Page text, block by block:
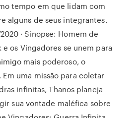
tempo em que lidam com
alguns de seus integrantes.
· Sinopse: Homem de
e os Vingadores se unem para
mais poderoso, o
Em uma missão para coletar
infinitas, Thanos planeja
sua vontade maléfica sobre